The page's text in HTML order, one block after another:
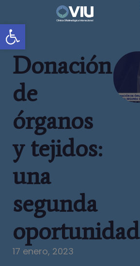
Abrir barra de herramientas
Donación
de
órganos
y tejidos:
una
segunda
oportunidad
17 enero, 2023